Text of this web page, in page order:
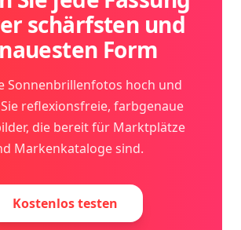
schärfsten und
Form
Sonnenbrillenfotos hoch und
reflexionsfreie, farbgenaue
die bereit für Marktplätze
Markenkataloge sind.
Kostenlos testen